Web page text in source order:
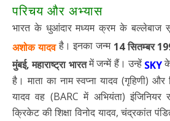
परिचय और अभ्यास
भारत के धुआंदार मध्यम क्रम के बल्लेबाज
अशोक यादवहै। इनका जन्म 14 सितम्बर
मुंबई, महाराष्ट्रा भारतमें जन्में हैं। उन्हें SKY
है। माता का नाम स्वप्ना यादव (गृहिणी)
यादव वह (BARC में अभियंता) इंजिनियर
क्रिकेट की शिक्षा विनोद यादव, चंद्रकांत